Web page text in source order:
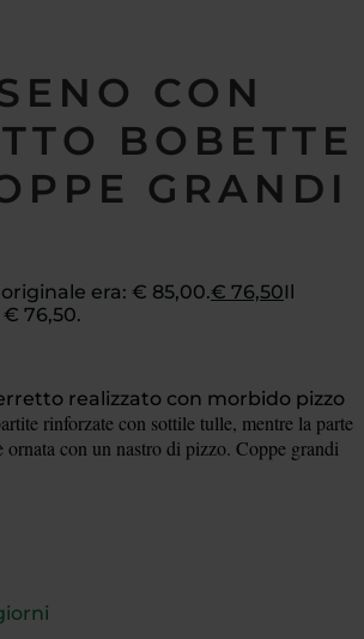
CON
BOBETTE
GRANDI
era: € 85,00.€ 76,50Il
76,50.
realizzato con morbido pizzo
rinforzate con sottile tulle, mentre la parte
ornata con un nastro di pizzo. Coppe grandi